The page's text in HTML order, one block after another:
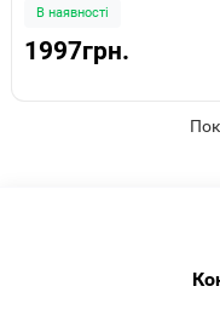
В наявності
1997грн.